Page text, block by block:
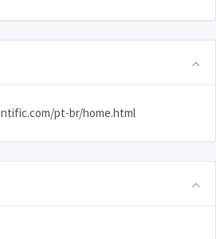
pt-br/home.html